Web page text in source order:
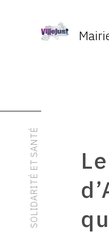
SOLIDARITÉ ET SANTÉ